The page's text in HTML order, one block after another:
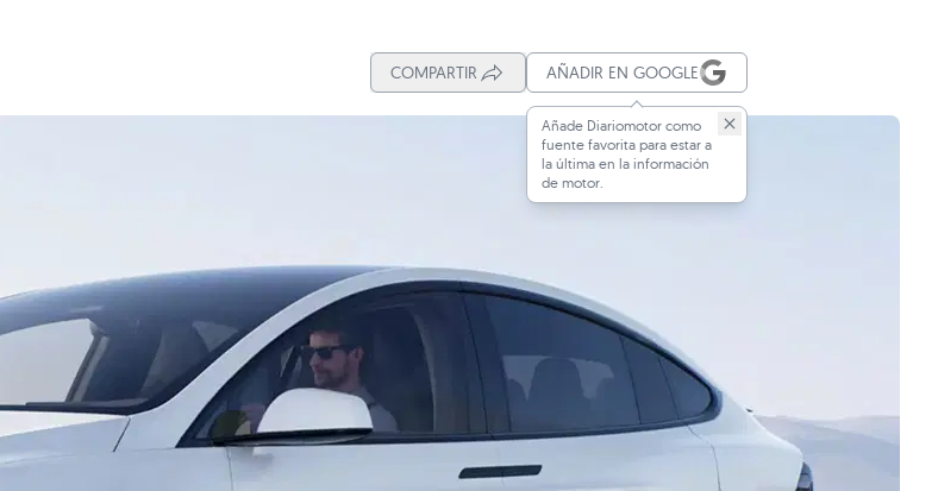
COMPARTIR AÑADIR EN GOOGLE
Añade Diariomotor como
fuente favorita para estar a
la última en la información
de motor.